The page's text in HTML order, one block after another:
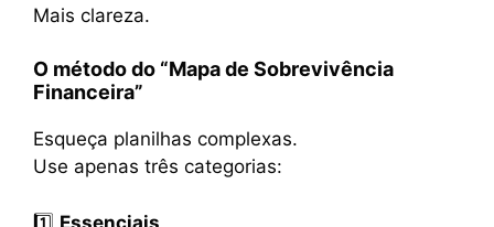
Mais clareza.
O método do “Mapa de Sobrevivência
Financeira”
Esqueça planilhas complexas.
Use apenas três categorias:
1️⃣ Essenciais